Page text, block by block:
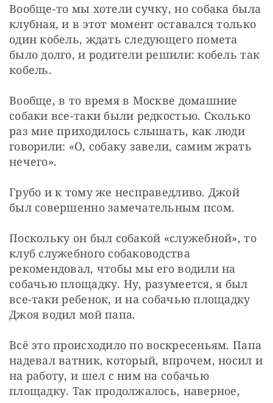
Вообще-то мы хотели сучку, но собака была
клубная, и в этот момент оставался только
один кобель, ждать следующего помета
было долго, и родители решили: кобель так
кобель.
Вообще, в то время в Москве домашние
собаки все-таки были редкостью. Сколько
раз мне приходилось слышать, как люди
говорили: «О, собаку завели, самим жрать
нечего».
Грубо и к тому же несправедливо. Джой
был совершенно замечательным псом.
Поскольку он был собакой «служебной», то
клуб служебного собаководства
рекомендовал, чтобы мы его водили на
собачью площадку. Ну, разумеется, я был
все-таки ребенок, и на собачью площадку
Джоя водил мой папа.
Всё это происходило по воскресеньям. Папа
надевал ватник, который, впрочем, носил и
на работу, и шел с ним на собачью
площадку. Так продолжалось, наверное,